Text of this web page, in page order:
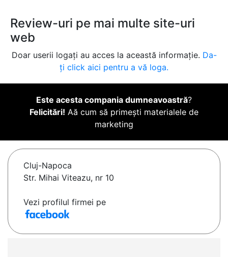
Review-uri pe mai multe site-uri
web
Doar userii logați au acces la această informație. Da-
ți click aici pentru a vă loga.
Este acesta compania dumneavoastră?
Felicitări! Aă cum să primești materialele de
marketing
Cluj-Napoca
Str. Mihai Viteazu, nr 10
Vezi profilul firmei pe